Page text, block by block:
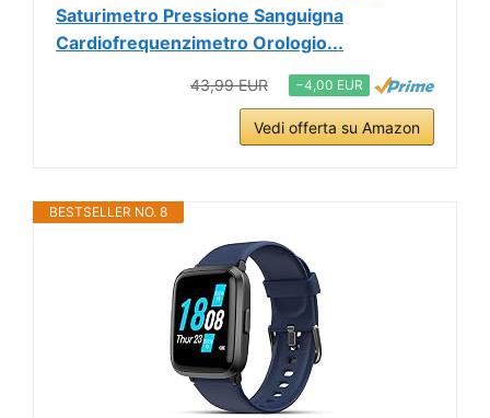
Saturimetro Pressione Sanguigna
Cardiofrequenzimetro Orologio...
43,99 EUR −4,00 EUR
Vedi offerta su Amazon
BESTSELLER NO. 8